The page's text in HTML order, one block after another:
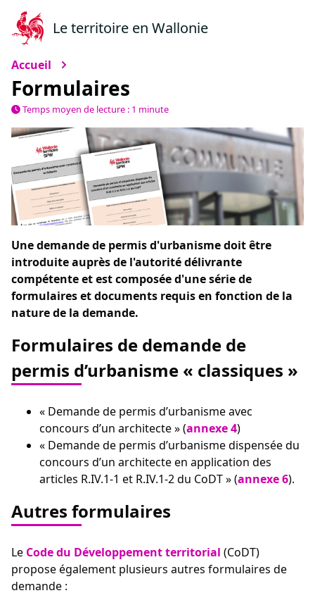
Le territoire en Wallonie
Accueil
Formulaires
Temps moyen de lecture : 1 minute
Une demande de permis d'urbanisme doit être
introduite auprès de l'autorité délivrante
compétente et est composée d'une série de
formulaires et documents requis en fonction de la
nature de la demande.
Formulaires de demande de
permis d’urbanisme « classiques »
« Demande de permis d’urbanisme avec
concours d’un architecte » (annexe 4)
« Demande de permis d’urbanisme dispensée du
concours d’un architecte en application des
articles R.IV.1-1 et R.IV.1-2 du CoDT » (annexe 6).
Autres formulaires
Le Code du Développement territorial (CoDT)
propose également plusieurs autres formulaires de
demande :